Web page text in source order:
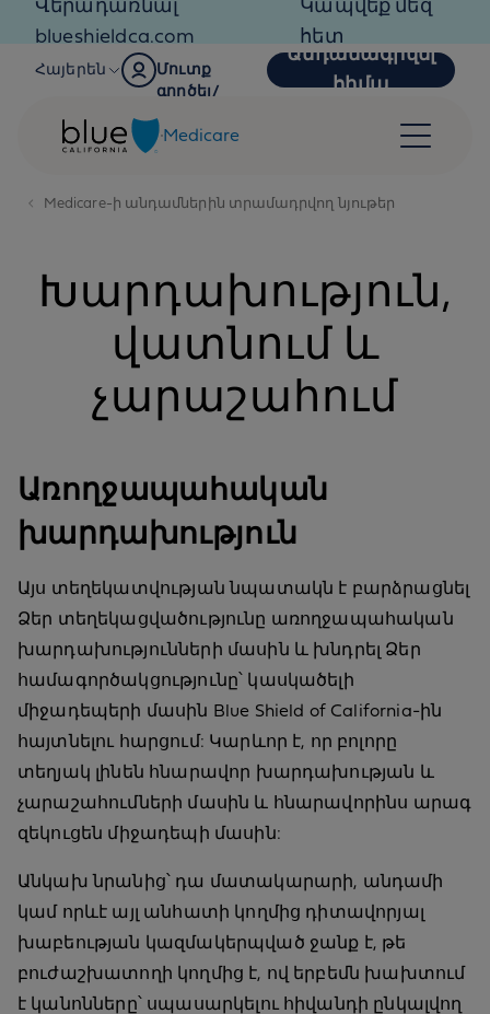
Skip to content
Վերադառնալ
blueshieldca.com
Կապվեք մեզ
հետ
Հայերեն
Մուտք
գործել/
Անդամագրվել
հիմա
Medicare
Medicare-ի անդամներին տրամադրվող նյութեր
Խարդախություն,
վատնում և
չարաշահում
Առողջապահական
խարդախություն
Այս տեղեկատվության նպատակն է բարձրացնել
Ձեր տեղեկացվածությունը առողջապահական
խարդախությունների մասին և խնդրել Ձեր
համագործակցությունը՝ կասկածելի
միջադեպերի մասին Blue Shield of California-ին
հայտնելու հարցում: Կարևոր է, որ բոլորը
տեղյակ լինեն հնարավոր խարդախության և
չարաշահումների մասին և հնարավորինս արագ
զեկուցեն միջադեպի մասին:
Անկախ նրանից՝ դա մատակարարի, անդամի
կամ որևէ այլ անհատի կողմից դիտավորյալ
խաբեության կազմակերպված ջանք է, թե
բուժաշխատողի կողմից է, ով երբեմն խախտում
է կանոնները՝ սպասարկելու հիվանդի ընկալվող